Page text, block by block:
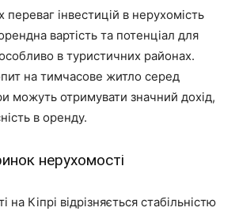
переваг інвестицій в нерухомість
вартість та потенціал для
в туристичних районах.
на тимчасове житло серед
можуть отримувати значний дохід,
в оренду.
нерухомості
Кіпрі відрізняється стабільністю